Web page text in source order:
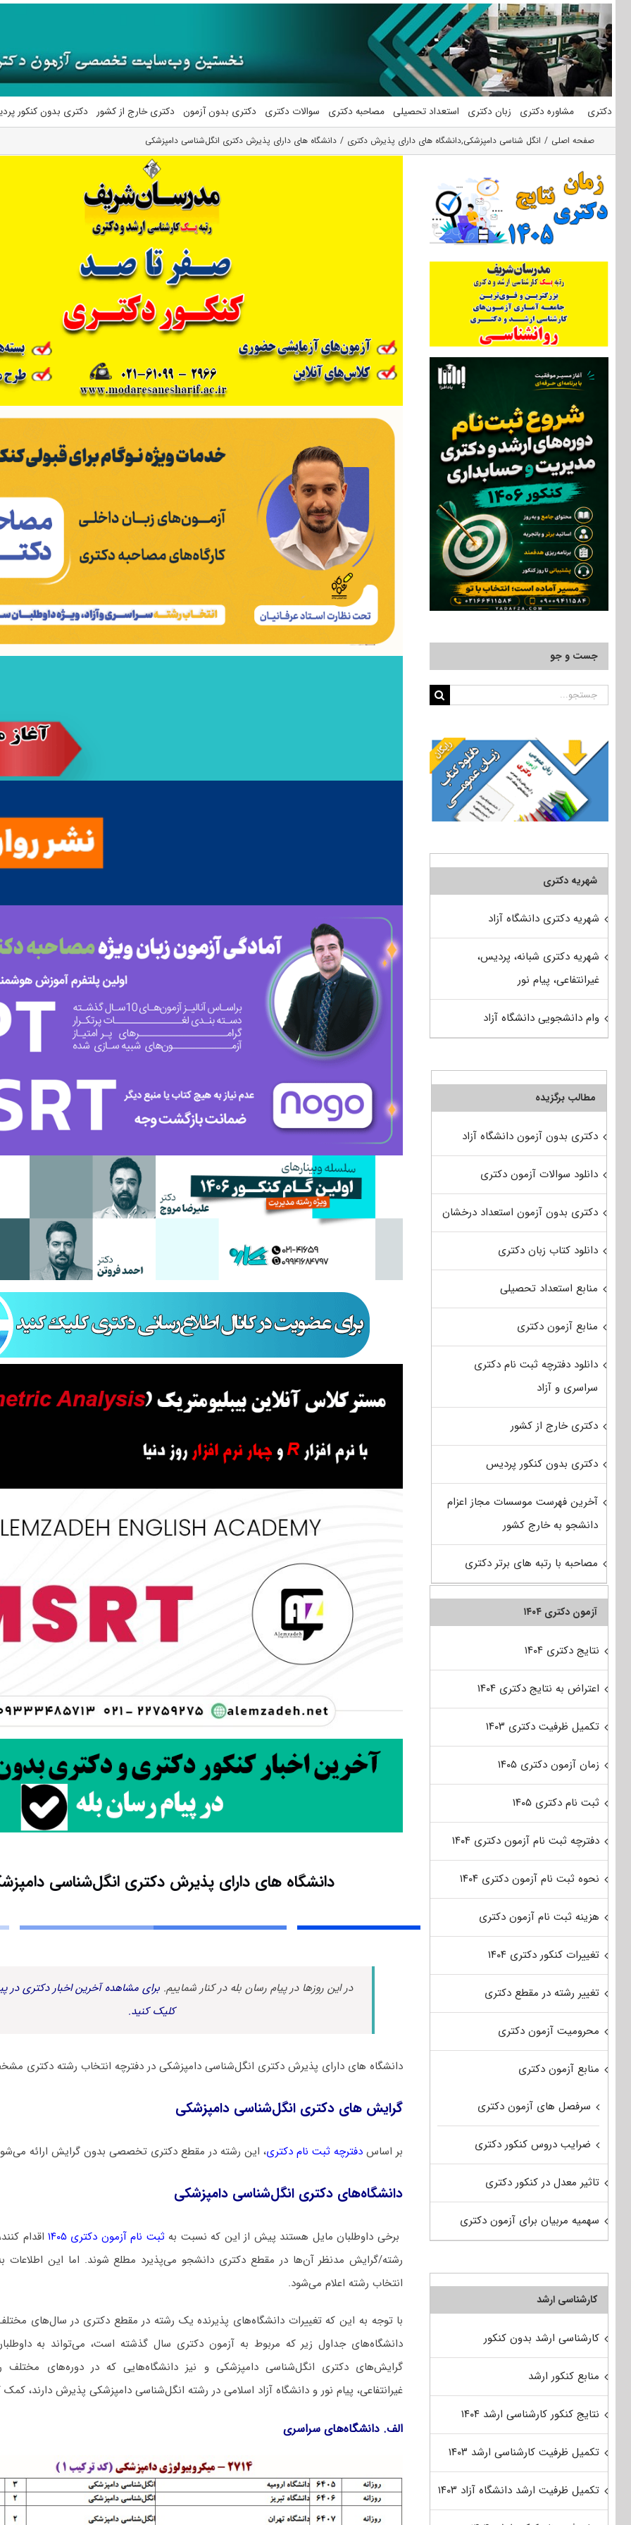
محتوا
دکتری مشاوره دکتری زبان دکتری استعداد تحصیلی مصاحبه دکتری سوالات دکتری دکتری بدون آزمون دکتری خارج از کشور دکتری بدون کنکور
صفحه اصلی انگل شناسی دامپزشکی,دانشگاه های دارای پذیرش دکتری دانشگاه های دارای پذیرش دکتری انگل‌شناسی دامپزشکی
دانشگاه های دارای پذیرش دکتری انگل‌شناسی
در این روزها در پیام رسان بله در کنار شماییم. برای مشاهده آخرین اخبار دکتری در
کلیک کنید.
دانشگاه های دارای پذیرش دکتری انگل‌شناسی دامپزشکی در دفترچه انتخاب رشته دکتری
گرایش های دکتری انگل‌شناسی دامپزشکی
بر اساس دفترچه ثبت نام دکتری، این رشته در مقطع دکتری تخصصی بدون گرایش ارائه
دانشگاه‌های دکتری انگل‌شناسی دامپزشکی
برخی داوطلبان مایل هستند پیش از این که نسبت به ثبت نام آزمون دکتری ۱۴۰۵
اقدام
رشته/گرایش مدنظر آن‌ها در مقطع دکتری دانشجو می‌پذیرد مطلع شوند. اما این اطلاعات
انتخاب رشته اعلام می‌شود.
با توجه به این که تغییرات دانشگاه‌های پذیرنده یک رشته در مقطع دکتری در سال‌های مختلف
دانشگاه‌های جداول زیر که مربوط به آزمون دکتری سال گذشته است، می‌تواند به
گرایش‌های دکتری انگل‌شناسی دامپزشکی و نیز دانشگاه‌هایی که در دوره‌های مختلف
غیرانتفاعی، پیام نور و دانشگاه آزاد اﺳﻼمی در رشته انگل‌شناسی دامپزشکی پذیرش دارند،
الف. دانشگاه‌های سراسری
جست و جو
جستجو
شهریه دکتری
شهریه دکتری دانشگاه آزاد
شهریه دکتری شبانه، پردیس،
غیرانتفاعی، پیام نور
وام دانشجویی دانشگاه آزاد
مطالب برگزیده
دکتری بدون آزمون دانشگاه آزاد
دانلود سوالات آزمون دکتری
دکتری بدون آزمون استعداد درخشان
دانلود کتاب زبان دکتری
منابع استعداد تحصیلی
منابع آزمون دکتری
دانلود دفترچه ثبت نام دکتری
سراسری و آزاد
دکتری خارج از کشور
دکتری بدون کنکور پردیس
آخرین فهرست موسسات مجاز اعزام
دانشجو به خارج کشور
مصاحبه با رتبه های برتر دکتری
آزمون دکتری ۱۴۰۴
نتایج دکتری ۱۴۰۴
اعتراض به نتایج دکتری ۱۴۰۴
تکمیل ظرفیت دکتری ۱۴۰۳
زمان آزمون دکتری ۱۴۰۵
ثبت نام دکتری ۱۴۰۵
دفترچه ثبت نام آزمون دکتری ۱۴۰۴
نحوه ثبت نام آزمون دکتری ۱۴۰۴
هزینه ثبت نام آزمون دکتری
تغییرات کنکور دکتری ۱۴۰۴
تغییر رشته در مقطع دکتری
محرومیت آزمون دکتری
منابع آزمون دکتری
سرفصل های آزمون دکتری
ضرایب دروس کنکور دکتری
تاثیر معدل در کنکور دکتری
سهمیه مربیان برای آزمون دکتری
کارشناسی ارشد
کارشناسی ارشد بدون کنکور
منابع کنکور ارشد
نتایج کنکور کارشناسی ارشد ۱۴۰۴
تکمیل ظرفیت کارشناسی ارشد ۱۴۰۳
تکمیل ظرفیت ارشد دانشگاه آزاد ۱۴۰۳